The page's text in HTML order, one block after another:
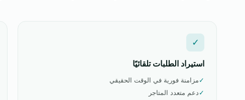
✓
استيراد الطلبات تلقائيًا
✓مزامنة فورية في الوقت الحقيقي
✓دعم متعدد المتاجر